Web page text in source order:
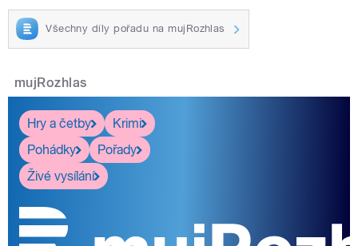
Všechny díly pořadu na mujRozhlas
mujRozhlas
Hry a četby
Krimi
Pohádky
Pořady
Živé vysílání